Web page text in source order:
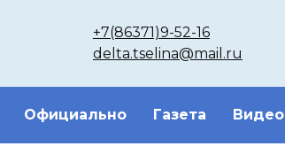
+7(86371)9-52-16
delta.tselina@mail.ru
Официально Газета Видео